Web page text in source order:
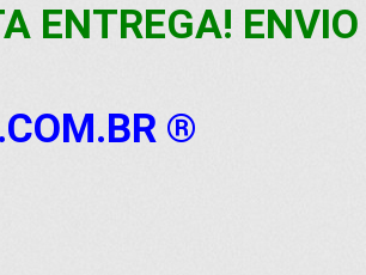
ENTREGA!
®